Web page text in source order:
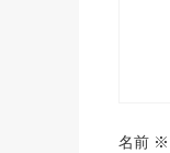
名前 ※